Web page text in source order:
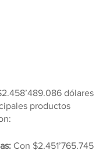
dólares
productos
Con $2.451’765.745